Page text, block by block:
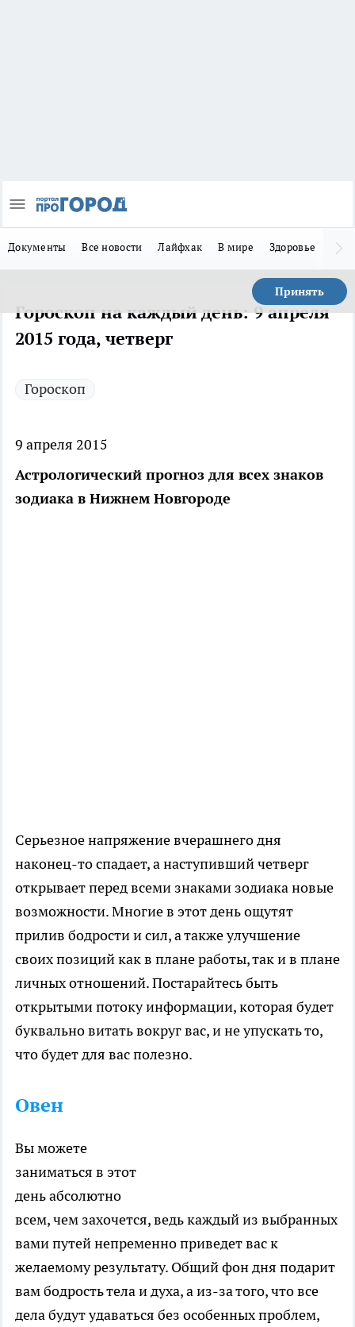
Документы Все новости Лайфхак В мире Здоровье
Принять
Гороскоп на каждый день: 9 апреля
2015 года, четверг
Гороскоп
9 апреля 2015
Астрологический прогноз для всех знаков
зодиака в Нижнем Новгороде
Серьезное напряжение вчерашнего дня
наконец-то спадает, а наступивший четверг
открывает перед всеми знаками зодиака новые
возможности. Многие в этот день ощутят
прилив бодрости и сил, а также улучшение
своих позиций как в плане работы, так и в плане
личных отношений. Постарайтесь быть
открытыми потоку информации, которая будет
буквально витать вокруг вас, и не упускать то,
что будет для вас полезно.
Овен
Вы можете
заниматься в этот
день абсолютно
всем, чем захочется, ведь каждый из выбранных
вами путей непременно приведет вас к
желаемому результату. Общий фон дня подарит
вам бодрость тела и духа, а из-за того, что все
дела будут удаваться без особенных проблем,